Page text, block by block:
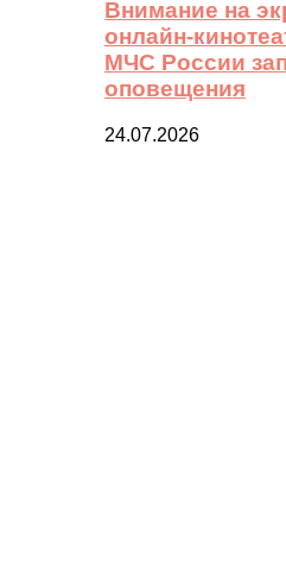
Внимание на
онлайн-
МЧС России
оповещения
24.07.2026